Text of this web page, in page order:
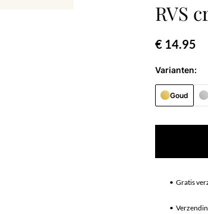
RVS
€ 14.95
Varianten:
Goud
•⁠ ⁠Gratis
•⁠